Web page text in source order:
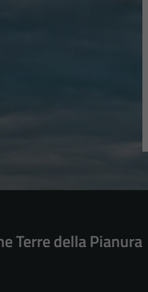
Terre della Pianura